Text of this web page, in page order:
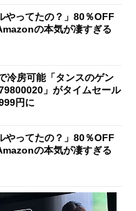
やってたの？」80％OFF
の本気が凄すぎる
冷房可能「タンスのゲン
」がタイムセール
円に
やってたの？」80％OFF
の本気が凄すぎる